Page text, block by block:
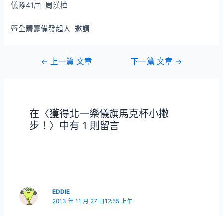
儀隊41屆 周漢樺
暨全體籌備發起人 邀請
← 上一篇 文章 下一篇 文章 →
在〈獲得北一樂儀旗馬克杯小撇
步！〉中有 1 則留言
EDDIE
2013 年 11 月 27 日12:55 上午